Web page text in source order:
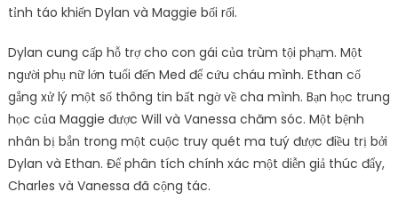
tỉnh táo khiến Dylan và Maggie bối rối.
Dylan cung cấp hỗ trợ cho con gái của trùm tội phạm. Một
người phụ nữ lớn tuổi đến Med để cứu cháu mình. Ethan cố
gắng xử lý một số thông tin bất ngờ về cha mình. Bạn học trung
học của Maggie được Will và Vanessa chăm sóc. Một bệnh
nhân bị bắn trong một cuộc truy quét ma tuý được điều trị bởi
Dylan và Ethan. Để phân tích chính xác một diễn giả thúc đẩy,
Charles và Vanessa đã cộng tác.